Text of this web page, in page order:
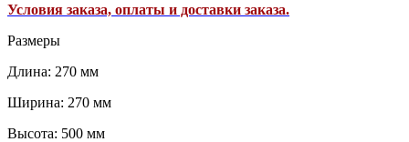
Условия заказа, оплаты и доставки заказа.
Размеры
Длина: 270 мм
Ширина: 270 мм
Высота: 500 мм